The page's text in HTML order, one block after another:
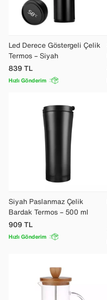
Led Derece Göstergeli Çelik
Termos – Siyah
839TL
Hızlı Gönderim
Siyah Paslanmaz Çelik
Bardak Termos – 500 ml
909TL
Hızlı Gönderim